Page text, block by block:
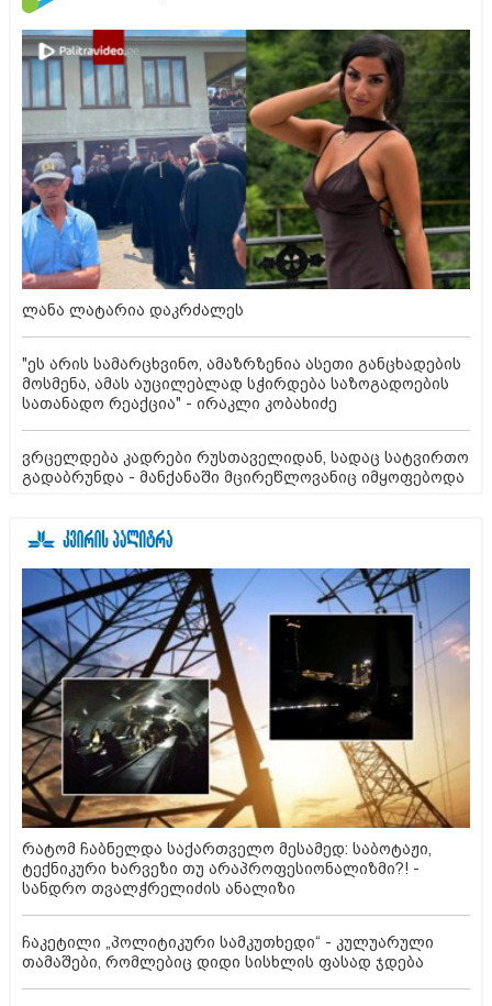
ლანა ლატარია დაკრძალეს
"ეს არის სამარცხვინო, ამაზრზენია ასეთი განცხადების
მოსმენა, ამას აუცილებლად სჭირდება საზოგადოების
სათანადო რეაქცია" - ირაკლი კობახიძე
ვრცელდება კადრები რუსთაველიდან, სადაც სატვირთო
გადაბრუნდა - მანქანაში მცირეწლოვანიც იმყოფებოდა
რატომ ჩაბნელდა საქართველო მესამედ: საბოტაჟი,
ტექნიკური ხარვეზი თუ არაპროფესიონალიზმი?! -
სანდრო თვალჭრელიძის ანალიზი
ჩაკეტილი „პოლიტიკური სამკუთხედი“ - კულუარული
თამაშები, რომლებიც დიდი სისხლის ფასად ჯდება